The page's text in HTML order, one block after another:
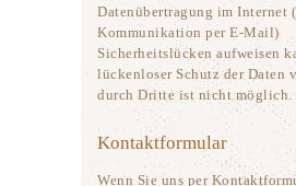
Datenübertragung im Internet
Kommunikation per E-Mail)
Sicherheitslücken aufweisen
lückenloser Schutz der Daten
durch Dritte ist nicht möglich.
Kontaktformular
Wenn Sie uns per